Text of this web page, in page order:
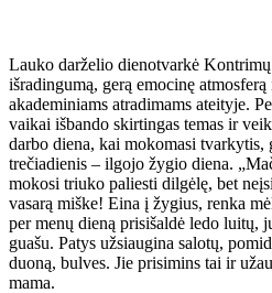
Lauko darželio dienotvarkė
išradingumą, gerą emocinę
akademiniams atradimams ateityje.
vaikai išbando skirtingas temas ir
darbo diena, kai mokomasi tvarkytis,
trečiadienis – ilgojo žygio diena.
mokosi triuko paliesti dilgėlę, bet
vasarą miške! Eina į žygius, renka
per menų dieną prisišaldė ledo luitų,
guašu. Patys užsiaugina salotų,
duoną, bulves. Jie prisimins tai ir
mama.